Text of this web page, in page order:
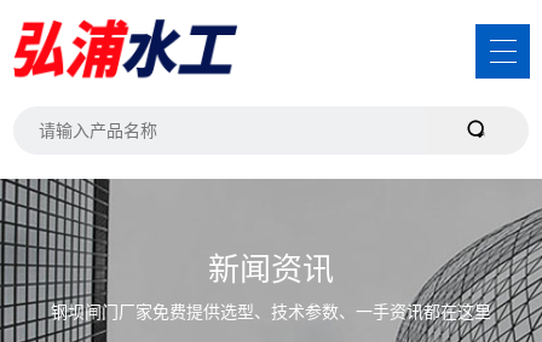
新闻资讯
钢坝闸门厂家免费提供选型、技术参数、一手资讯都在这里